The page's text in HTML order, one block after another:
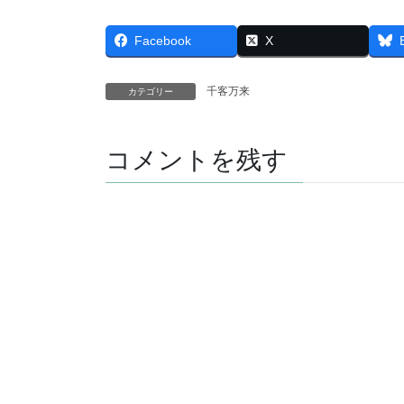
Facebook X
カテゴリー 千客万来
コメントを残す